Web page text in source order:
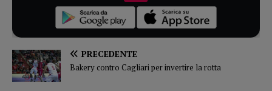
PRECEDENTE
Bakery contro Cagliari per invertire la rotta